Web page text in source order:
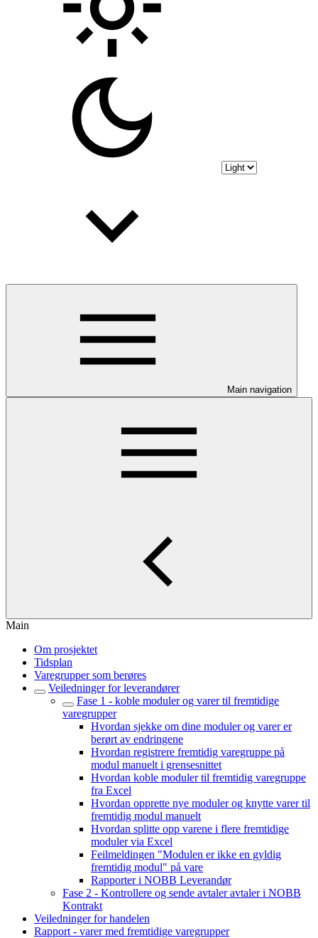
Main navigation
Main
Om prosjektet
Tidsplan
Varegrupper som berøres
Veiledninger for leverandører
Fase 1 - koble moduler og varer til fremtidige
varegrupper
Hvordan sjekke om dine moduler og varer er
berørt av endringene
Hvordan registrere fremtidig varegruppe på
modul manuelt i grensesnittet
Hvordan koble moduler til fremtidig varegruppe
fra Excel
Hvordan opprette nye moduler og knytte varer til
fremtidig modul manuelt
Hvordan splitte opp varene i flere fremtidige
moduler via Excel
Feilmeldingen "Modulen er ikke en gyldig
fremtidig modul" på vare
Rapporter i NOBB Leverandør
Fase 2 - Kontrollere og sende avtaler avtaler i NOBB
Kontrakt
Veiledninger for handelen
Rapport - varer med fremtidige varegrupper